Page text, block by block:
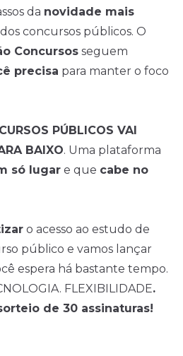
da novidade mais
concursos públicos. O
Concursos seguem
precisa para manter o foco
PÚBLICOS VAI
BAIXO. Uma plataforma
só lugar e que cabe no
o acesso ao estudo de
público e vamos lançar
espera há bastante tempo.
FLEXIBILIDADE.
de 30 assinaturas!